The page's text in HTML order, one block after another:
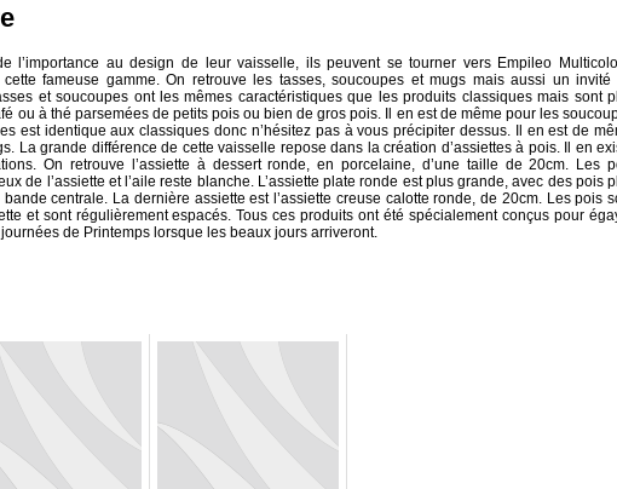
l’importance au design de leur vaisselle, ils peuvent se tourner vers Empileo
fameuse gamme. On retrouve les tasses, soucoupes et mugs mais aussi un invité
et soucoupes ont les mêmes caractéristiques que les produits classiques mais sont
ou à thé parsemées de petits pois ou bien de gros pois. Il en est de même pour les
est identique aux classiques donc n’hésitez pas à vous précipiter dessus. Il en est de
La grande différence de cette vaisselle repose dans la création d’assiettes à pois. Il en
On retrouve l’assiette à dessert ronde, en porcelaine, d’une taille de 20cm. Les
de l’assiette et l’aile reste blanche. L’assiette plate ronde est plus grande, avec des pois
centrale. La dernière assiette est l’assiette creuse calotte ronde, de 20cm. Les pois
et sont régulièrement espacés. Tous ces produits ont été spécialement conçus pour
de Printemps lorsque les beaux jours arriveront.